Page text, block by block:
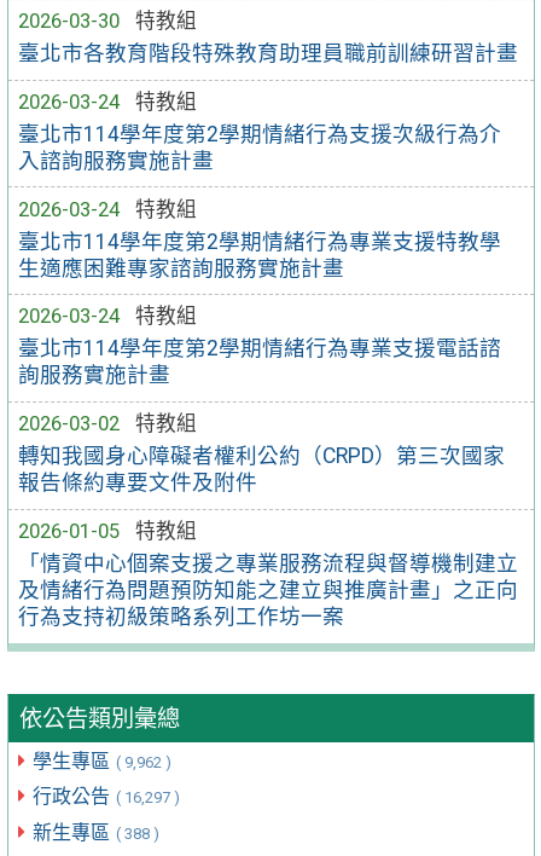
2026-03-30
特教組
臺北市各教育階段特殊教育助理員職前訓練研習計畫
2026-03-24
特教組
臺北市114學年度第2學期情緒行為支援次級行為介
入諮詢服務實施計畫
2026-03-24
特教組
臺北市114學年度第2學期情緒行為專業支援特教學
生適應困難專家諮詢服務實施計畫
2026-03-24
特教組
臺北市114學年度第2學期情緒行為專業支援電話諮
詢服務實施計畫
2026-03-02
特教組
轉知我國身心障礙者權利公約（CRPD）第三次國家
報告條約專要文件及附件
2026-01-05
特教組
「情資中心個案支援之專業服務流程與督導機制建立
及情緒行為問題預防知能之建立與推廣計畫」之正向
行為支持初級策略系列工作坊一案
依公告類別彙總
學生專區 ( 9,962 )
行政公告 ( 16,297 )
新生專區 ( 388 )